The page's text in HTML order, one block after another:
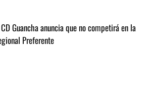
Guancha anuncia que no competirá en la
Preferente